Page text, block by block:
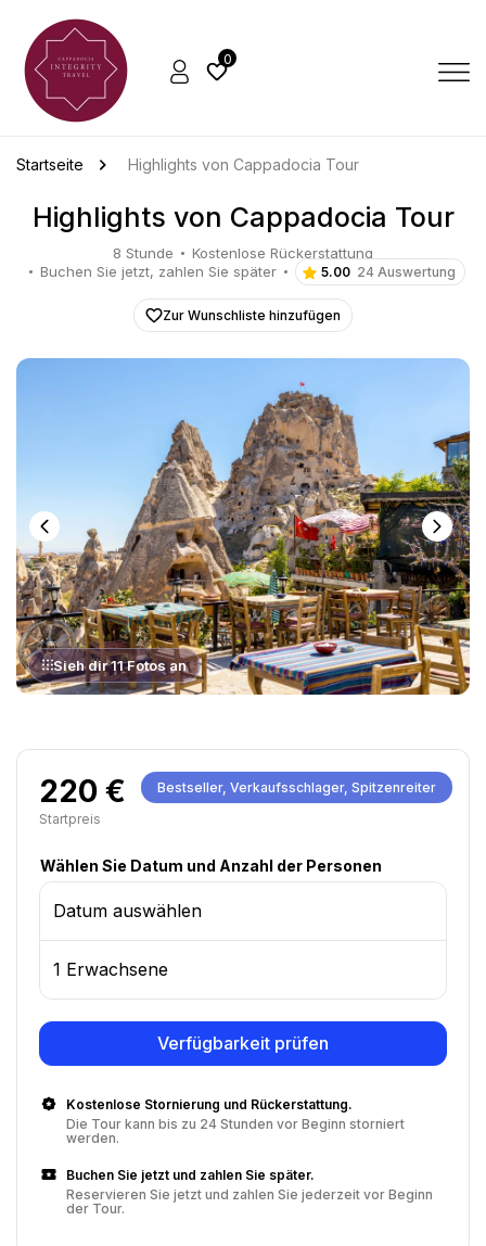
0
Startseite Highlights von Cappadocia Tour
Highlights von Cappadocia Tour
8 Stunde
Kostenlose Rückerstattung
Buchen Sie jetzt, zahlen Sie später
5.00 24 Auswertung
Zur Wunschliste hinzufügen
Sieh dir 11 Fotos an
Bestseller, Verkaufsschlager, Spitzenreiter
220 €
Startpreis
Wählen Sie Datum und Anzahl der Personen
Datum auswählen
1 Erwachsene
Verfügbarkeit prüfen
Kostenlose Stornierung und Rückerstattung.
Die Tour kann bis zu 24 Stunden vor Beginn storniert
werden.
Buchen Sie jetzt und zahlen Sie später.
Reservieren Sie jetzt und zahlen Sie jederzeit vor Beginn
der Tour.